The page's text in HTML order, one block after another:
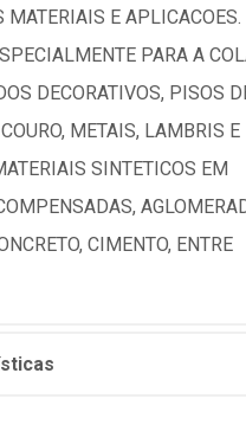
MATERIAIS E APLICACOES.
PARA A
DECORATIVOS, PISOS
METAIS, LAMBRIS E
SINTETICOS EM
CIMENTO, ENTRE